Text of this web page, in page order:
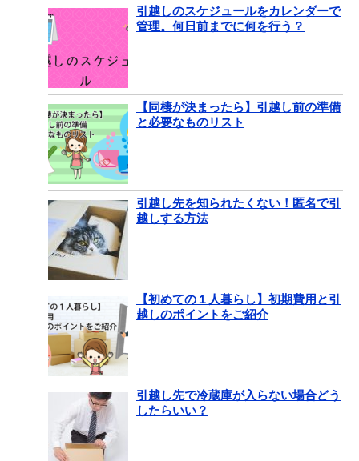
引越しのスケジュールをカレンダーで
管理。何日前までに何を行う？
【同棲が決まったら】引越し前の準備
と必要なものリスト
引越し先を知られたくない！匿名で引
越しする方法
【初めての１人暮らし】初期費用と引
越しのポイントをご紹介
引越し先で冷蔵庫が入らない場合どう
したらいい？